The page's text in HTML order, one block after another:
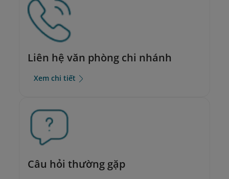
Liên hệ văn phòng chi nhánh
Xem chi tiết
Câu hỏi thường gặp